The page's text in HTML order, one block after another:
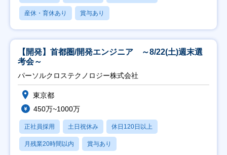
産休・育休あり 賞与あり
【開発】首都圏/開発エンジニア ～8/22(土)週末選
考会～
パーソルクロステクノロジー株式会社
東京都
450万~1000万
正社員採用 土日祝休み 休日120日以上
月残業20時間以内 賞与あり